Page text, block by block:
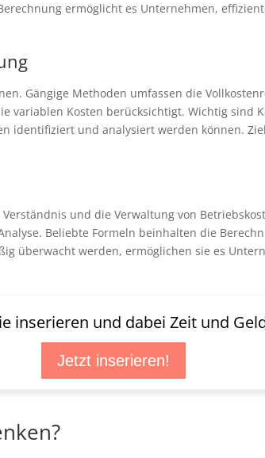
ermöglicht es Unternehmen,
Gängige Methoden umfassen die
variablen Kosten berücksichtigt. Wichtig sind
identifiziert und analysiert werden können.
und die Verwaltung von
Beliebte Formeln beinhalten die
überwacht werden, ermöglichen sie es
inserieren und dabei Zeit und
Jetzt inserieren!